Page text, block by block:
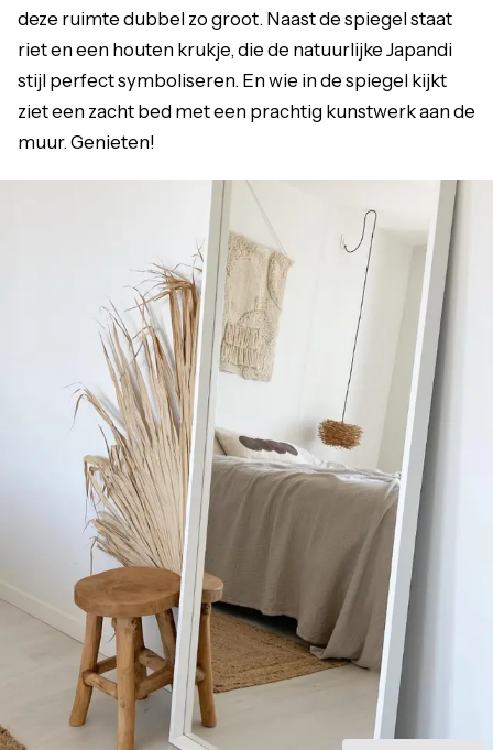
deze ruimte dubbel zo groot. Naast de spiegel staat
riet en een houten krukje, die de natuurlijke Japandi
stijl perfect symboliseren. En wie in de spiegel kijkt
ziet een zacht bed met een prachtig kunstwerk aan de
muur. Genieten!